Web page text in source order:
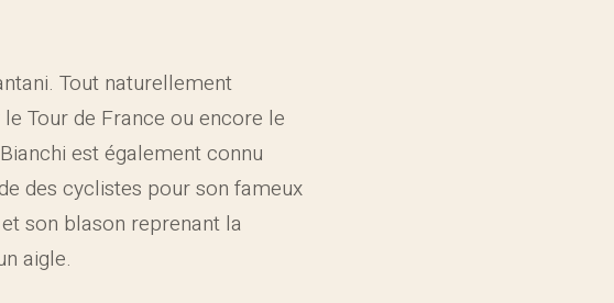
Tout naturellement
Tour de France ou encore le
est également connu
des cyclistes pour son fameux
son blason reprenant la
aigle.